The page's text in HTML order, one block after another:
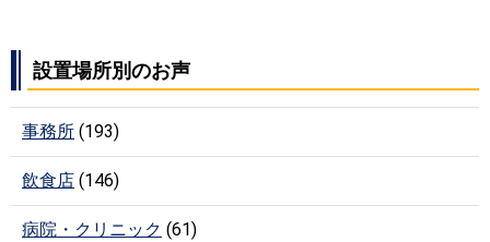
設置場所別のお声
事務所 (193)
飲食店 (146)
病院・クリニック (61)